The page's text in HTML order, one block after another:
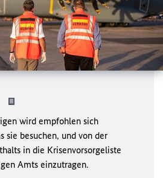
wird empfohlen sich
sie besuchen, und von der
in die Krisenvorsorgeliste
Amts einzutragen.